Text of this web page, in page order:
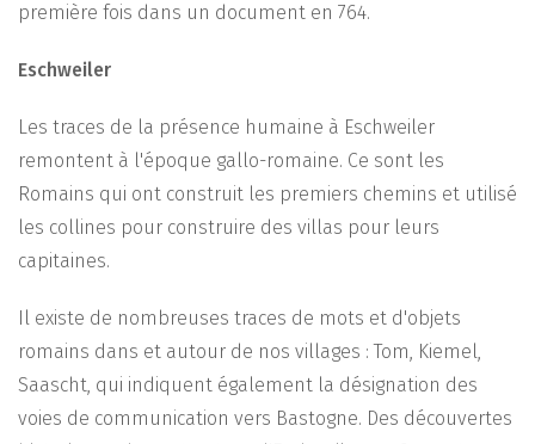
première fois dans un document en 764.
Eschweiler
Les traces de la présence humaine à Eschweiler
remontent à l'époque gallo-romaine. Ce sont les
Romains qui ont construit les premiers chemins et utilisé
les collines pour construire des villas pour leurs
capitaines.
Il existe de nombreuses traces de mots et d'objets
romains dans et autour de nos villages : Tom, Kiemel,
Saascht, qui indiquent également la désignation des
voies de communication vers Bastogne. Des découvertes